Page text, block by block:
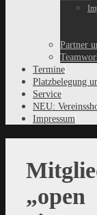
Partner
Termine
Platzbelegung
Service
NEU:
Impressum
„open